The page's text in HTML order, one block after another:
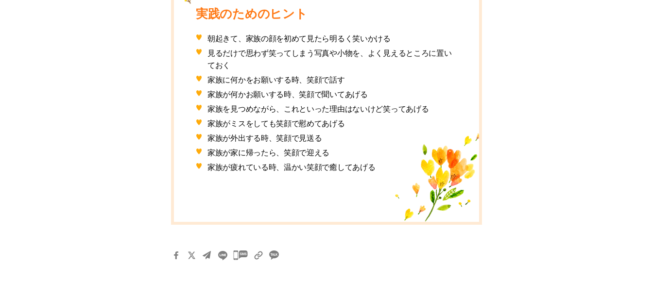
実践のためのヒント
朝起きて、家族の顔を初めて見たら明るく笑いかける
見るだけで思わず笑ってしまう写真や小物を、よく見えるところに置い
ておく
家族に何かをお願いする時、笑顔で話す
家族が何かお願いする時、笑顔で聞いてあげる
家族を見つめながら、これといった理由はないけど笑ってあげる
家族がミスをしても笑顔で慰めてあげる
家族が外出する時、笑顔で見送る
家族が家に帰ったら、笑顔で迎える
家族が疲れている時、温かい笑顔で癒してあげる
카